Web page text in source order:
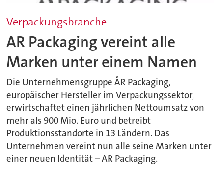
Verpackungsbranche
AR Packaging vereint alle
Marken unter einem Namen
Die Unternehmensgruppe ÅR Packaging,
europäischer Hersteller im Verpackungssektor,
erwirtschaftet einen jährlichen Nettoumsatz von
mehr als 900 Mio. Euro und betreibt
Produktionsstandorte in 13 Ländern. Das
Unternehmen vereint nun alle seine Marken unter
einer neuen Identität – AR Packaging.